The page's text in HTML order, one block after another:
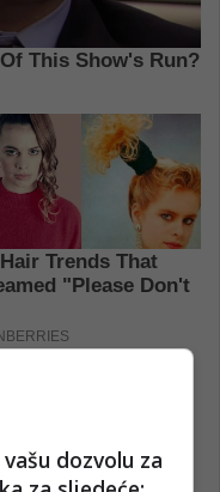
ciljem utvrđivanja
saobraćajne
dozvolu za